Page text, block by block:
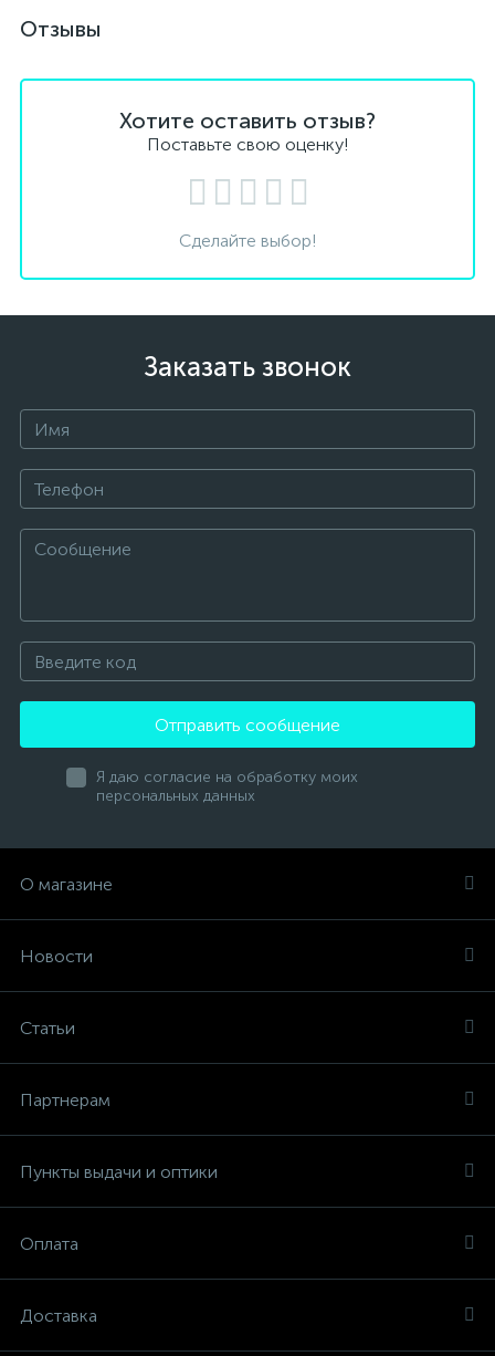
Отзывы
Хотите оставить отзыв?
Поставьте свою оценку!
Сделайте выбор!
Заказать звонок
Отправить сообщение
Я даю согласие на обработку моих
персональных данных
О магазине
Новости
Статьи
Партнерам
Пункты выдачи и оптики
Оплата
Доставка